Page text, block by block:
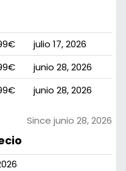
julio 17, 2026
junio 28, 2026
junio 28, 2026
Since junio 28, 2026